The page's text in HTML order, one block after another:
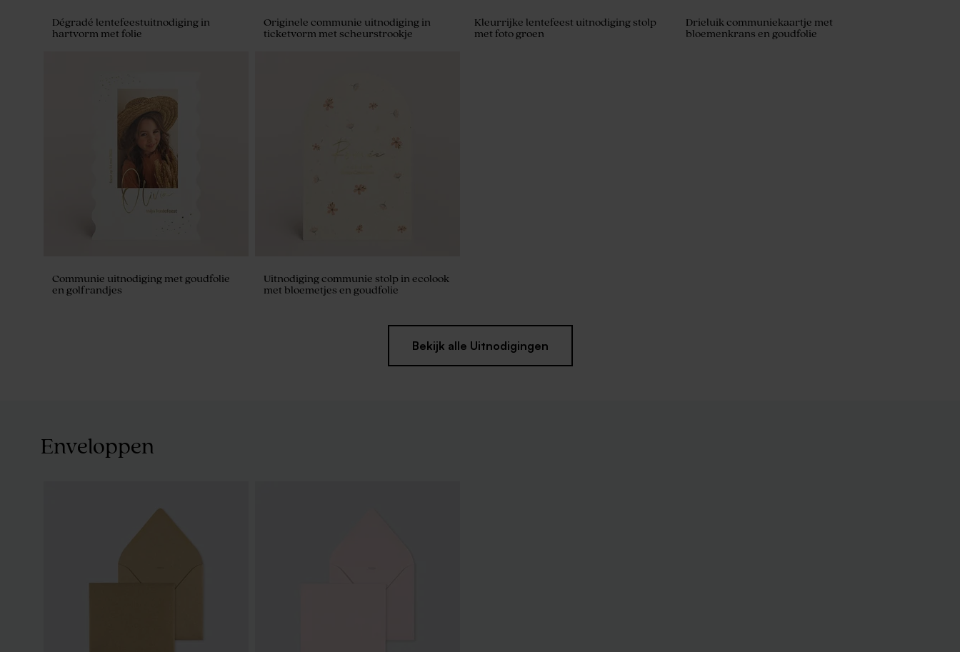
Rond naamlabel met folie op kleurrijke
Dégradé lentefeestuitnodiging in
hartvorm met folie
Originele communie uitnodiging in
ticketvorm met scheurstrookje
Kleurrijke lentefeest uitnodiging stolp
met foto groen
Drieluik communiekaartje met
bloemenkrans en goudfolie
Communie uitnodiging met goudfolie
en golfrandjes
Uitnodiging communie stolp in ecolook
met bloemetjes en goudfolie
Bekijk alle Uitnodigingen
Enveloppen